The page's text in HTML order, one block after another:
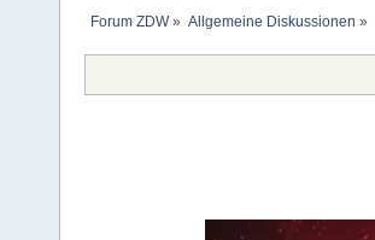
Forum ZDW» Allgemeine Diskussionen »